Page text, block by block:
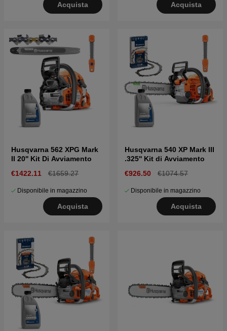
Acquista Acquista
Husqvarna 562 XPG Mark
II 20'' Kit Di Avviamento
€1422.11
€1659.27
Disponibile in magazzino
Acquista
Husqvarna 540 XP Mark III
.325'' Kit di Avviamento
€926.50
€1074.57
Disponibile in magazzino
Acquista